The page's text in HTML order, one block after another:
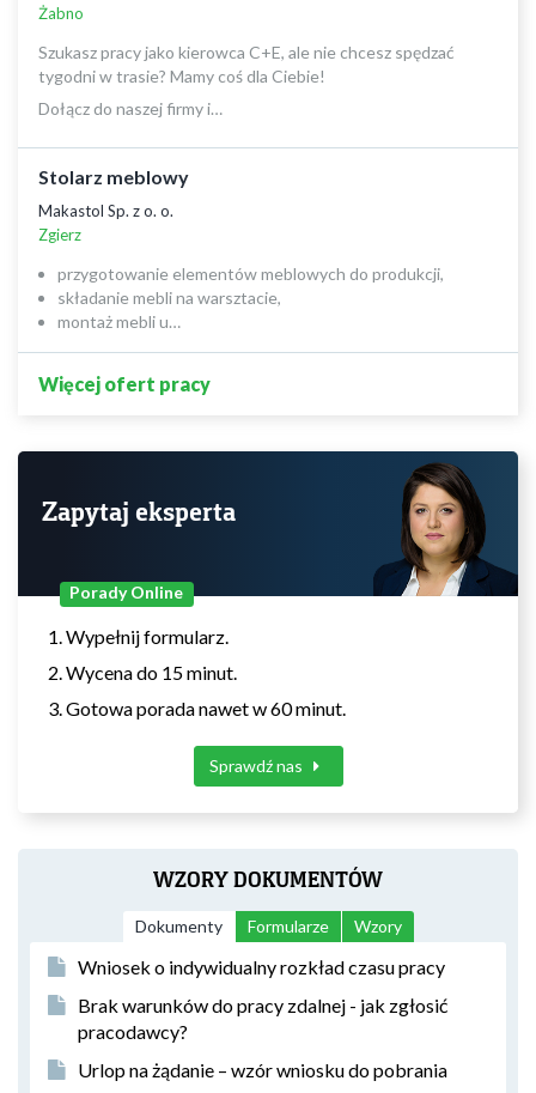
Żabno
Szukasz pracy jako kierowca C+E, ale nie chcesz spędzać
tygodni w trasie? Mamy coś dla Ciebie!
Dołącz do naszej firmy i…
Stolarz meblowy
Makastol Sp. z o. o.
Zgierz
przygotowanie elementów meblowych do produkcji,
składanie mebli na warsztacie,
montaż mebli u…
Więcej ofert pracy
Zapytaj eksperta
Porady Online
Wypełnij formularz.
Wycena do 15 minut.
Gotowa porada nawet w 60 minut.
Sprawdź nas
WZORY DOKUMENTÓW
Dokumenty Formularze Wzory
Wniosek o indywidualny rozkład czasu pracy
Brak warunków do pracy zdalnej - jak zgłosić
pracodawcy?
Urlop na żądanie – wzór wniosku do pobrania